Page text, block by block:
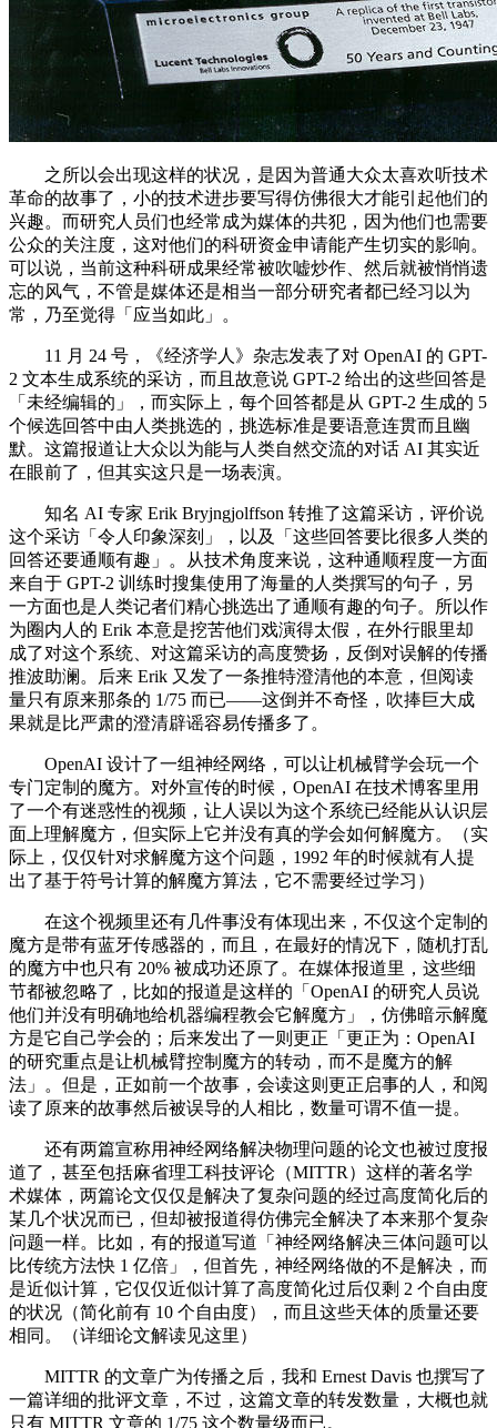
之所以会出现这样的状况，是因为普通大众太喜欢听技术
革命的故事了，小的技术进步要写得仿佛很大才能引起他们的
兴趣。而研究人员们也经常成为媒体的共犯，因为他们也需要
公众的关注度，这对他们的科研资金申请能产生切实的影响。
可以说，当前这种科研成果经常被吹嘘炒作、然后就被悄悄遗
忘的风气，不管是媒体还是相当一部分研究者都已经习以为
常，乃至觉得「应当如此」。
11 月 24 号，《经济学人》杂志发表了对 OpenAI 的 GPT-
2 文本生成系统的采访，而且故意说 GPT-2 给出的这些回答是
「未经编辑的」，而实际上，每个回答都是从 GPT-2 生成的 5
个候选回答中由人类挑选的，挑选标准是要语意连贯而且幽
默。这篇报道让大众以为能与人类自然交流的对话 AI 其实近
在眼前了，但其实这只是一场表演。
知名 AI 专家 Erik Bryjngjolffson 转推了这篇采访，评价说
这个采访「令人印象深刻」，以及「这些回答要比很多人类的
回答还要通顺有趣」。从技术角度来说，这种通顺程度一方面
来自于 GPT-2 训练时搜集使用了海量的人类撰写的句子，另
一方面也是人类记者们精心挑选出了通顺有趣的句子。所以作
为圈内人的 Erik 本意是挖苦他们戏演得太假，在外行眼里却
成了对这个系统、对这篇采访的高度赞扬，反倒对误解的传播
推波助澜。后来 Erik 又发了一条推特澄清他的本意，但阅读
量只有原来那条的 1/75 而已——这倒并不奇怪，吹捧巨大成
果就是比严肃的澄清辟谣容易传播多了。
OpenAI 设计了一组神经网络，可以让机械臂学会玩一个
专门定制的魔方。对外宣传的时候，OpenAI 在技术博客里用
了一个有迷惑性的视频，让人误以为这个系统已经能从认识层
面上理解魔方，但实际上它并没有真的学会如何解魔方。（实
际上，仅仅针对求解魔方这个问题，1992 年的时候就有人提
出了基于符号计算的解魔方算法，它不需要经过学习）
在这个视频里还有几件事没有体现出来，不仅这个定制的
魔方是带有蓝牙传感器的，而且，在最好的情况下，随机打乱
的魔方中也只有 20% 被成功还原了。在媒体报道里，这些细
节都被忽略了，比如的报道是这样的「OpenAI 的研究人员说
他们并没有明确地给机器编程教会它解魔方」，仿佛暗示解魔
方是它自己学会的；后来发出了一则更正「更正为：OpenAI
的研究重点是让机械臂控制魔方的转动，而不是魔方的解
法」。但是，正如前一个故事，会读这则更正启事的人，和阅
读了原来的故事然后被误导的人相比，数量可谓不值一提。
还有两篇宣称用神经网络解决物理问题的论文也被过度报
道了，甚至包括麻省理工科技评论（MITTR）这样的著名学
术媒体，两篇论文仅仅是解决了复杂问题的经过高度简化后的
某几个状况而已，但却被报道得仿佛完全解决了本来那个复杂
问题一样。比如，有的报道写道「神经网络解决三体问题可以
比传统方法快 1 亿倍」，但首先，神经网络做的不是解决，而
是近似计算，它仅仅近似计算了高度简化过后仅剩 2 个自由度
的状况（简化前有 10 个自由度），而且这些天体的质量还要
相同。（详细论文解读见这里）
MITTR 的文章广为传播之后，我和 Ernest Davis 也撰写了
一篇详细的批评文章，不过，这篇文章的转发数量，大概也就
只有 MITTR 文章的 1/75 这个数量级而已。